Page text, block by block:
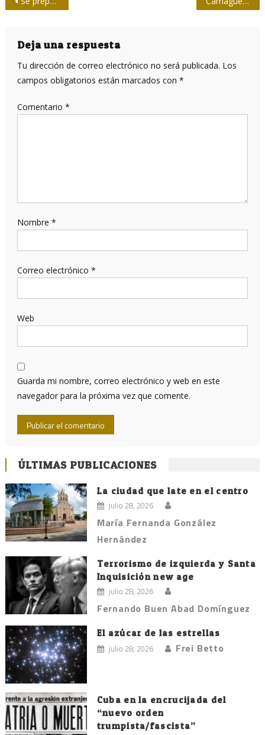
entradas
Deja una respuesta
Tu dirección de correo electrónico no será publicada. Los
campos obligatorios están marcados con *
Comentario *
Nombre *
Correo electrónico *
Web
Guarda mi nombre, correo electrónico y web en este
navegador para la próxima vez que comente.
ÚLTIMAS PUBLICACIONES
La ciudad que late en el centro
julio 28, 2026
María Fernanda González
Hernández
Terrorismo de izquierda y Santa
Inquisición new age
julio 28, 2026
Fernando Buen Abad Domínguez
El azúcar de las estrellas
julio 28, 2026 Frei Betto
Cuba en la encrucijada del
“nuevo orden
trumpista/fascista”